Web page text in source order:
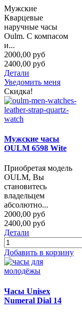
Мужские
Кварцевые
наручные часы
Oulm. С компасом
и...
2000,00 руб
2400,00 руб
Детали
Уведомить меня
Скидка!
Мужские часы
OULM 6598 Wite
Приобретая модель
OULM, Вы
становитесь
владельцем
абсолютно...
2000,00 руб
2400,00 руб
Детали
Добавить в корзину
Часы Unisex
Numeral Dial 14